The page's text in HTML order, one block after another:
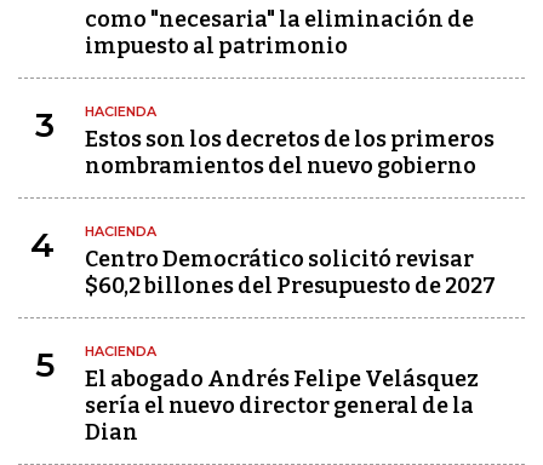
como "necesaria" la eliminación de
impuesto al patrimonio
3 HACIENDA
Estos son los decretos de los primeros
nombramientos del nuevo gobierno
4 HACIENDA
Centro Democrático solicitó revisar
$60,2 billones del Presupuesto de 2027
5 HACIENDA
El abogado Andrés Felipe Velásquez
sería el nuevo director general de la
Dian